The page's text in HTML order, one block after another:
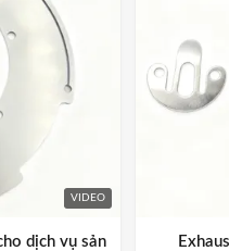
VIDEO
dịch vụ sản
Exhaust